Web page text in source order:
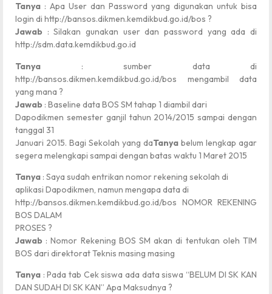
Tanya : Apa User dan Password yang digunakan untuk bisa
login di http://bansos.dikmen.kemdikbud.go.id/bos ?
Jawab : Silakan gunakan user dan password yang ada di
http://sdm.data.kemdikbud.go.id
Tanya : sumber data di
http://bansos.dikmen.kemdikbud.go.id/bos mengambil data
yang mana ?
Jawab : Baseline data BOS SM tahap 1 diambil dari
Dapodikmen semester ganjil tahun 2014/2015 sampai dengan
tanggal 31
Januari 2015. Bagi Sekolah yang daTanya belum lengkap agar
segera melengkapi sampai dengan batas waktu 1 Maret 2015
Tanya : Saya sudah entrikan nomor rekening sekolah di
aplikasi Dapodikmen, namun mengapa data di
http://bansos.dikmen.kemdikbud.go.id/bos NOMOR REKENING
BOS DALAM
PROSES ?
Jawab : Nomor Rekening BOS SM akan di tentukan oleh TIM
BOS dari direktorat Teknis masing masing
Tanya : Pada tab Cek siswa ada data siswa “BELUM DI SK KAN
DAN SUDAH DI SK KAN” Apa Maksudnya ?